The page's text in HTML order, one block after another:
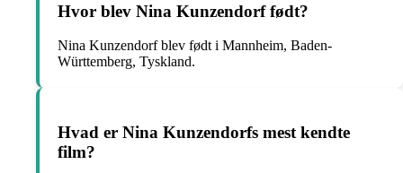
Hvor blev Nina Kunzendorf født?
Nina Kunzendorf blev født i Mannheim, Baden-
Württemberg, Tyskland.
Hvad er Nina Kunzendorfs mest kendte
film?